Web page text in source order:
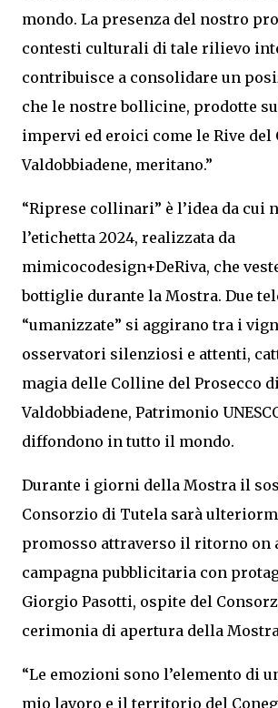
mondo. La presenza del nostro
contesti culturali di tale rilievo
contribuisce a consolidare un
che le nostre bollicine, prodotte
impervi ed eroici come le Rive del
Valdobbiadene, meritano.”
“Riprese collinari” è l’idea da cui
l’etichetta 2024, realizzata da
mimicocodesign+DeRiva, che
bottiglie durante la Mostra. Due
“umanizzate” si aggirano tra i
osservatori silenziosi e attenti,
magia delle Colline del Prosecco
Valdobbiadene, Patrimonio
diffondono in tutto il mondo.
Durante i giorni della Mostra il
Consorzio di Tutela sarà
promosso attraverso il ritorno on
campagna pubblicitaria con
Giorgio Pasotti, ospite del
cerimonia di apertura della
“Le emozioni sono l’elemento di
mio lavoro e il territorio del